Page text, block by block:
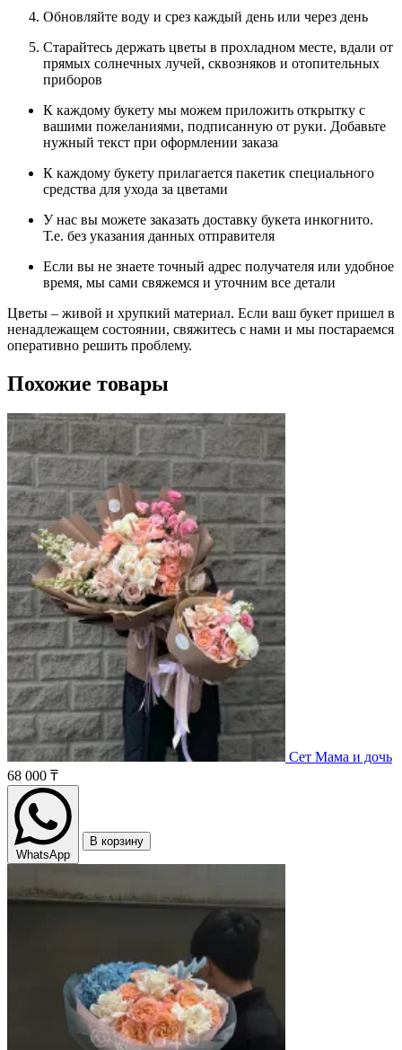
Обновляйте воду и срез каждый день или через день
Старайтесь держать цветы в прохладном месте, вдали от
прямых солнечных лучей, сквозняков и отопительных
приборов
К каждому букету мы можем приложить открытку с
вашими пожеланиями, подписанную от руки. Добавьте
нужный текст при оформлении заказа
К каждому букету прилагается пакетик специального
средства для ухода за цветами
У нас вы можете заказать доставку букета инкогнито.
Т.е. без указания данных отправителя
Если вы не знаете точный адрес получателя или удобное
время, мы сами свяжемся и уточним все детали
Цветы – живой и хрупкий материал. Если ваш букет пришел в
ненадлежащем состоянии, свяжитесь с нами и мы постараемся
оперативно решить проблему.
Похожие товары
Сет Мама и дочь
68 000 ₸
WhatsApp
В корзину